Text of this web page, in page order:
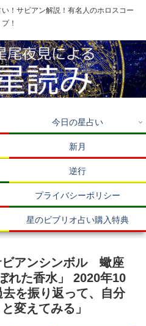
！サビアン解説！有名人のホロスコー
プ！
今日の星占い
新月
逆行
プライバシーポリシー
星のビブリオ占い購入特典
ビアンシンボル 蠍座
れた香水」 2020年10
を振り返って、自分
変えてみる」